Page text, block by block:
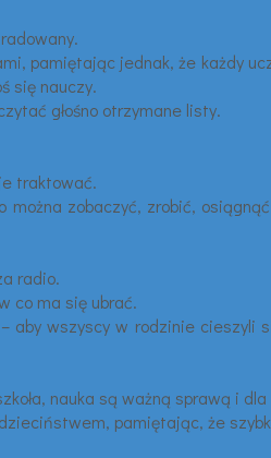
pamiętając jednak, że każdy
się nauczy.
głośno otrzymane listy.
traktować.
zobaczyć, zrobić,
radio.
co ma się ubrać.
wszyscy w rodzinie cieszyli
nauka są ważną sprawą i dla
pamiętając, że